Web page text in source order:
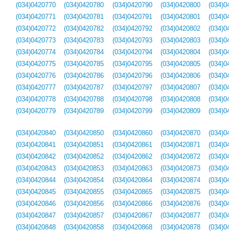
(034)0420770
(034)0420771
(034)0420772
(034)0420773
(034)0420774
(034)0420775
(034)0420776
(034)0420777
(034)0420778
(034)0420779
(034)0420780
(034)0420781
(034)0420782
(034)0420783
(034)0420784
(034)0420785
(034)0420786
(034)0420787
(034)0420788
(034)0420789
(034)0420790
(034)0420791
(034)0420792
(034)0420793
(034)0420794
(034)0420795
(034)0420796
(034)0420797
(034)0420798
(034)0420799
(034)0420800
(034)0420801
(034)0420802
(034)0420803
(034)0420804
(034)0420805
(034)0420806
(034)0420807
(034)0420808
(034)0420809
(034)0420840
(034)0420841
(034)0420842
(034)0420843
(034)0420844
(034)0420845
(034)0420846
(034)0420847
(034)0420848
(034)0420850
(034)0420851
(034)0420852
(034)0420853
(034)0420854
(034)0420855
(034)0420856
(034)0420857
(034)0420858
(034)0420860
(034)0420861
(034)0420862
(034)0420863
(034)0420864
(034)0420865
(034)0420866
(034)0420867
(034)0420868
(034)0420870
(034)0420871
(034)0420872
(034)0420873
(034)0420874
(034)0420875
(034)0420876
(034)0420877
(034)0420878